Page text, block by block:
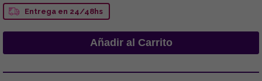
Entrega en 24/48hs